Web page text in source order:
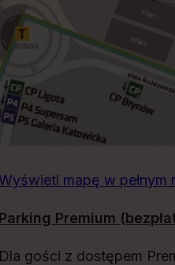
Wyświetl mapę w pełnym
Parking Premium
Dla gości z dostępem